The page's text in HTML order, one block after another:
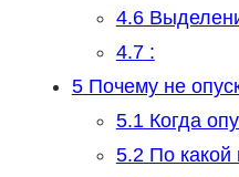
4.6
4.7:
5Почему не
5.1Когда
5.2По какой